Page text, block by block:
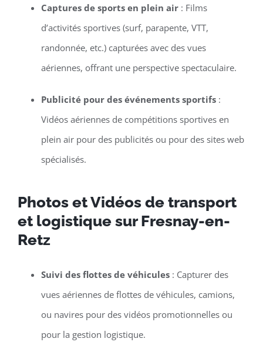
Captures de sports en plein air: Films
d’activités sportives (surf, parapente, VTT,
randonnée, etc.) capturées avec des vues
aériennes, offrant une perspective spectaculaire.
Publicité pour des événements sportifs:
Vidéos aériennes de compétitions sportives en
plein air pour des publicités ou pour des sites web
spécialisés.
Photos et Vidéos de transport
et logistique sur Fresnay-en-
Retz
Suivi des flottes de véhicules: Capturer des
vues aériennes de flottes de véhicules, camions,
ou navires pour des vidéos promotionnelles ou
pour la gestion logistique.